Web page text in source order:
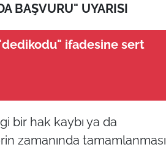
BAŞVURU" UYARISI
ifadesine sert
bir hak kaybı ya da
zamanında tamamlanması